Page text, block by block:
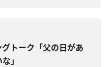
トーク「父の日があ
」